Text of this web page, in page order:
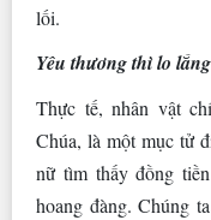
lối.
Yêu thương thì lo
Thực tế, nhân vật
Chúa, là một mục tử
nữ tìm thấy đồng
hoang đàng. Chúng